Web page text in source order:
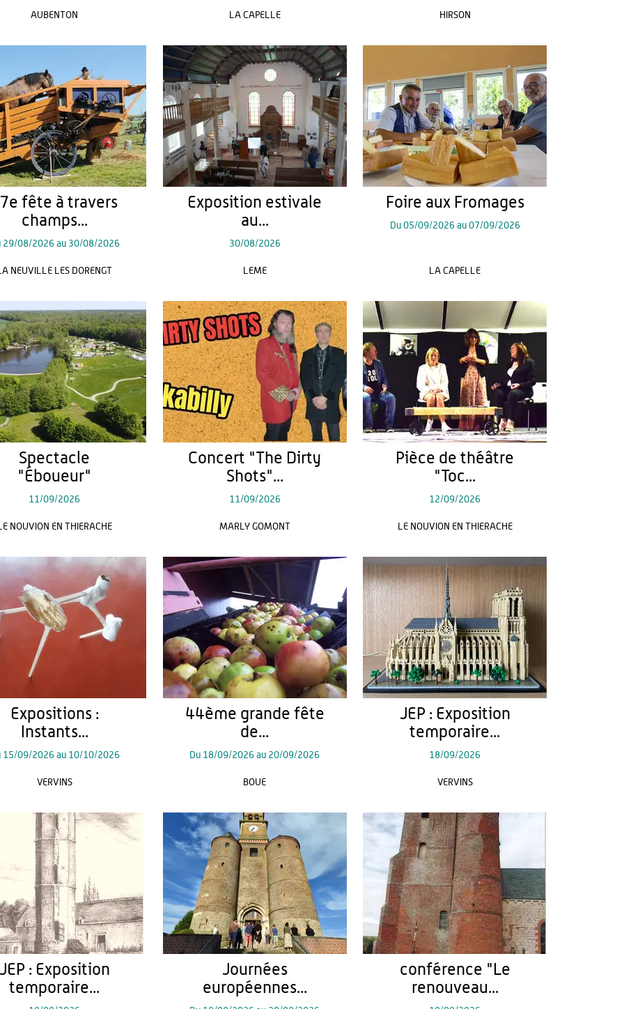
AUBENTON LA CAPELLE HIRSON
fête à travers
champs...
29/08/2026 au 30/08/2026
NEUVILLE LES DORENGT
Exposition estivale
au...
30/08/2026
LEME
Foire aux Fromages
Du 05/09/2026 au 07/09/2026
LA CAPELLE
Spectacle
"Éboueur"
11/09/2026
NOUVION EN THIERACHE
Concert "The Dirty
Shots"...
11/09/2026
MARLY GOMONT
Pièce de théâtre
"Toc...
12/09/2026
LE NOUVION EN THIERACHE
Expositions :
Instants...
15/09/2026 au 10/10/2026
VERVINS
44ème grande fête
de...
Du 18/09/2026 au 20/09/2026
BOUE
JEP : Exposition
temporaire...
18/09/2026
VERVINS
: Exposition
temporaire...
Journées
européennes...
conférence "Le
renouveau...